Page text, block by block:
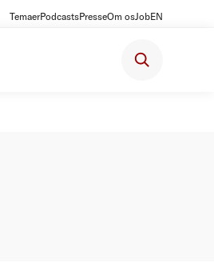
TemaerPodcastsPresseOm osJobEN